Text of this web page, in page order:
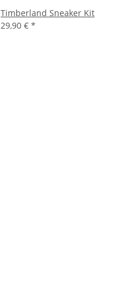
Timberland Sneaker Kit
29,90 € *